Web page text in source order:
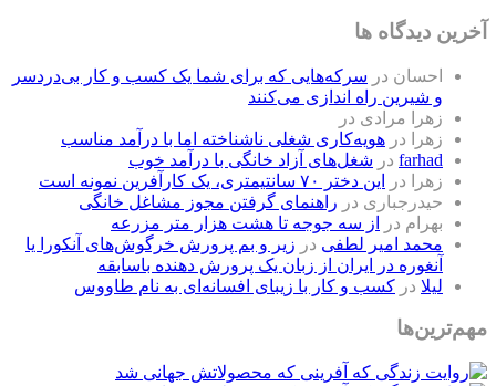
آخرین دیدگاه ها
احسان در سرکه‌هایی که برای شما یک کسب و کار بی‌دردسر
و شیرین راه اندازی می‌کنند
زهرا مرادی در
زهرا
در هویه‌کاری شغلی ناشناخته اما با درآمد مناسب
farhad در شغل‌های آزاد خانگی با درآمد خوب
زهرا
در
این دختر ۷۰ سانتیمتری، یک کارآفرین نمونه است
حیدرجباری در راهنمای گرفتن مجوز مشاغل خانگی
بهرام در
از سه جوجه تا هشت هزار متر مزرعه
محمد امیر لطفی در زیر و بم پرورش خرگوش‌های آنکورا یا
آنغوره در ایران از زبان یک پرورش دهنده باسابقه
لیلا در کسب و کار با زیبای افسانه‌ای به نام طاووس
مهم‌ترین‌ها